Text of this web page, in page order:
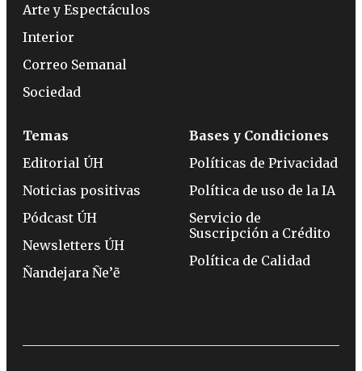
Arte y Espectáculos
Interior
Correo Semanal
Sociedad
Temas
Editorial ÚH
Noticias positivas
Pódcast ÚH
Newsletters ÚH
Ñandejara Ñe’ẽ
Bases y Condiciones
Políticas de Privacidad
Política de uso de la IA
Servicio de
Suscripción a Crédito
Política de Calidad